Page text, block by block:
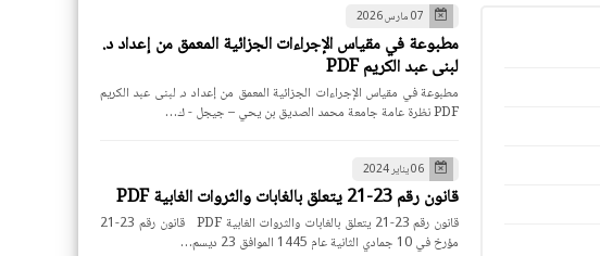
07 مارس 2026
مطبوعة في مقياس الإجراءات الجزائية المعمق من إعداد د.
لبنى عبد الكريم PDF
مطبوعة في مقياس الإجراءات الجزائية المعمق من إعداد د. لبنى عبد الكريم
PDF نظرة عامة جامعة محمد الصديق بن يحي – جيجل - ك…
06 يناير 2024
قانون رقم 23-21 يتعلق بالغابات والثروات الغابية PDF
قانون رقم 23-21 يتعلق بالغابات والثروات الغابية PDF قانون رقم 23-21
مؤرخ في 10 جمادي الثانية عام 1445 الموافق 23 ديسم…